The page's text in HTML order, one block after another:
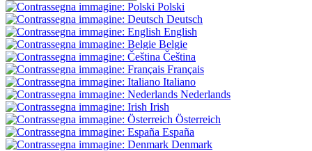
Polski
Deutsch
English
Belgie
Čeština
Français
Italiano
Nederlands
Irish
Österreich
España
Denmark